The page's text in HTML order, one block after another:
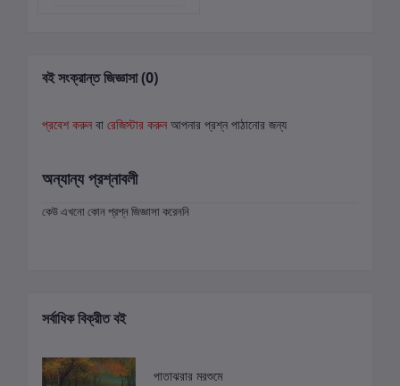
বই সংক্রান্ত জিজ্ঞাসা (0)
প্রবেশ করুন বা রেজিস্টার করুন আপনার প্রশ্ন পাঠানোর জন্য
অন্যান্য প্রশ্নাবলী
কেউ এখনো কোন প্রশ্ন জিজ্ঞাসা করেননি
সর্বাধিক বিক্রীত বই
পাতাঝরার মরশুমে